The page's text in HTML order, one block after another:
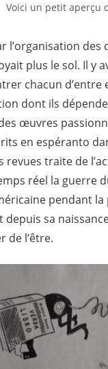
Voici un petit aperçu
l’organisation
plus le sol. Il
chacun
dont ils
œuvres
en espéranto
traite de
réel la guerre
pendant
depuis sa
de l’être.